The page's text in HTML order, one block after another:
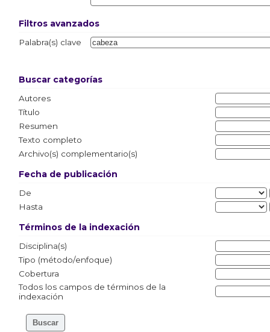
Filtros avanzados
Palabra(s) clave
Buscar categorías
Autores
Título
Resumen
Texto completo
Archivo(s) complementario(s)
Fecha de publicación
De
Hasta
Términos de la indexación
Disciplina(s)
Tipo (método/enfoque)
Cobertura
Todos los campos de términos de la
indexación